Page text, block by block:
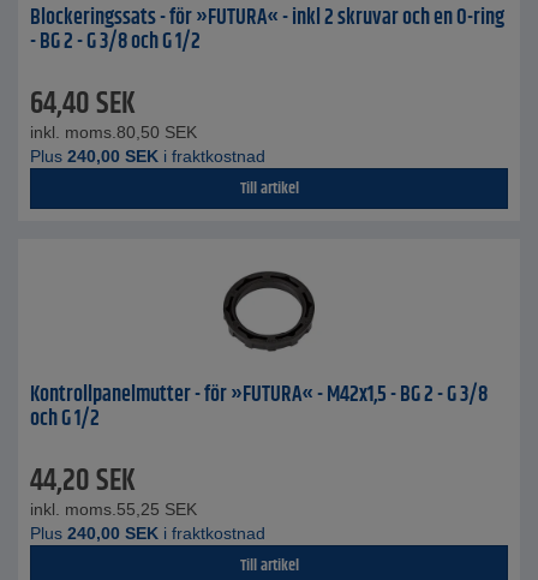
Blockeringssats - för »FUTURA« - inkl 2 skruvar och en O-ring
- BG 2 - G 3/8 och G 1/2
64,40SEK
inkl. moms. 80,50 SEK
Plus 240,00 SEK i fraktkostnad
Till artikel
Kontrollpanelmutter - för »FUTURA« - M42x1,5 - BG 2 - G 3/8
och G 1/2
44,20SEK
inkl. moms. 55,25 SEK
Plus 240,00 SEK i fraktkostnad
Till artikel